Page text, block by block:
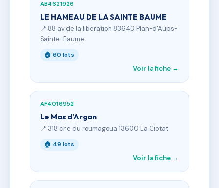
AB4621926
LE HAMEAU DE LA SAINTE BAUME
📍 88 av de la liberation 83640 Plan-d'Aups-
Sainte-Baume
🏠 60 lots
Voir la fiche →
AF4016952
Le Mas d'Argan
📍 318 che du roumagoua 13600 La Ciotat
🏠 49 lots
Voir la fiche →